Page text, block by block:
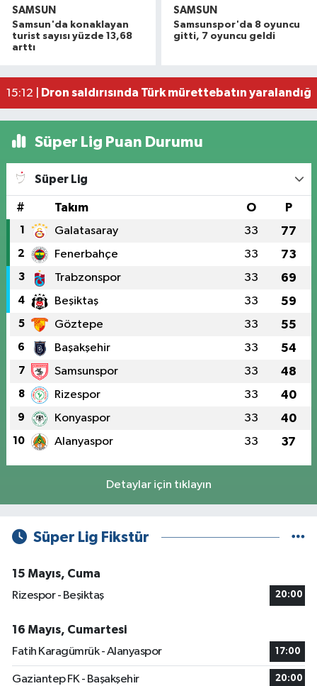
SAMSUN
Samsun'da konaklayan
turist sayısı yüzde 13,68
arttı
SAMSUN
Samsunspor'da 8 oyuncu
gitti, 7 oyuncu geldi
19:58 |Havza'da 11 yıl 8 ay hapis cezasıyla aranan
16:49 |Dron saldırısına uğrayan geminin içi
15:12 |
Dron saldırısında Türk mürettebatın
Süper Lig Puan Durumu
Süper Lig
# Takım O P
1 Galatasaray 33 77
2 Fenerbahçe 33 73
3 Trabzonspor 33 69
4 Beşiktaş 33 59
5 Göztepe 33 55
6 Başakşehir 33 54
7 Samsunspor 33 48
8 Rizespor 33 40
9 Konyaspor 33 40
10 Alanyaspor 33 37
Detaylar için tıklayın
Süper Lig Fikstür
15 Mayıs, Cuma
Rizespor - Beşiktaş
20:00
16 Mayıs, Cumartesi
Fatih Karagümrük - Alanyaspor
17:00
Gaziantep FK - Başakşehir 20:00